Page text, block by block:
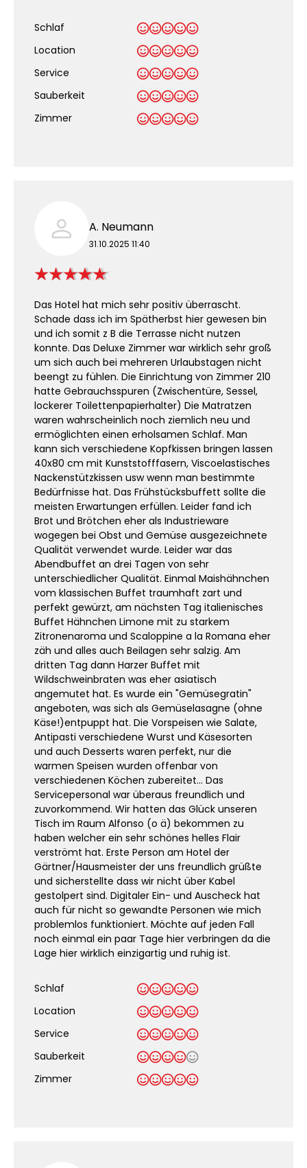
Schlaf
Location
Service
Sauberkeit
Zimmer
A. Neumann
31.10.2025 11:40
Das Hotel hat mich sehr positiv überrascht.
Schade dass ich im Spätherbst hier gewesen bin
und ich somit z B die Terrasse nicht nutzen
konnte. Das Deluxe Zimmer war wirklich sehr groß
um sich auch bei mehreren Urlaubstagen nicht
beengt zu fühlen. Die Einrichtung von Zimmer 210
hatte Gebrauchsspuren (Zwischentüre, Sessel,
lockerer Toilettenpapierhalter) Die Matratzen
waren wahrscheinlich noch ziemlich neu und
ermöglichten einen erholsamen Schlaf. Man
kann sich verschiedene Kopfkissen bringen lassen
40x80 cm mit Kunststofffasern, Viscoelastisches
Nackenstützkissen usw wenn man bestimmte
Bedürfnisse hat. Das Frühstücksbuffett sollte die
meisten Erwartungen erfüllen. Leider fand ich
Brot und Brötchen eher als Industrieware
wogegen bei Obst und Gemüse ausgezeichnete
Qualität verwendet wurde. Leider war das
Abendbuffet an drei Tagen von sehr
unterschiedlicher Qualität. Einmal Maishähnchen
vom klassischen Buffet traumhaft zart und
perfekt gewürzt, am nächsten Tag italienisches
Buffet Hähnchen Limone mit zu starkem
Zitronenaroma und Scaloppine a la Romana eher
zäh und alles auch Beilagen sehr salzig. Am
dritten Tag dann Harzer Buffet mit
Wildschweinbraten was eher asiatisch
angemutet hat. Es wurde ein "Gemüsegratin"
angeboten, was sich als Gemüselasagne (ohne
Käse!)entpuppt hat. Die Vorspeisen wie Salate,
Antipasti verschiedene Wurst und Käsesorten
und auch Desserts waren perfekt, nur die
warmen Speisen wurden offenbar von
verschiedenen Köchen zubereitet... Das
Servicepersonal war überaus freundlich und
zuvorkommend. Wir hatten das Glück unseren
Tisch im Raum Alfonso (o ä) bekommen zu
haben welcher ein sehr schönes helles Flair
verströmt hat. Erste Person am Hotel der
Gärtner/Hausmeister der uns freundlich grüßte
und sicherstellte dass wir nicht über Kabel
gestolpert sind. Digitaler Ein- und Auscheck hat
auch für nicht so gewandte Personen wie mich
problemlos funktioniert. Möchte auf jeden Fall
noch einmal ein paar Tage hier verbringen da die
Lage hier wirklich einzigartig und ruhig ist.
Schlaf
Location
Service
Sauberkeit
Zimmer